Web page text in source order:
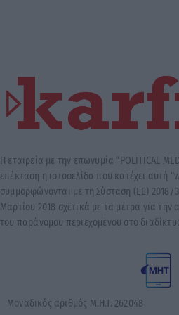
Η εταιρεία με την επωνυμία “POLITICAL
επέκταση η ιστοσελίδα που κατέχει αυτή
συμμορφώνονται με τη Σύσταση (ΕΕ) 2018/
Μαρτίου 2018 σχετικά με τα μέτρα για την
του παράνομου περιεχομένου στο
Μοναδικός αριθμός Μ.Η.Τ. 262048